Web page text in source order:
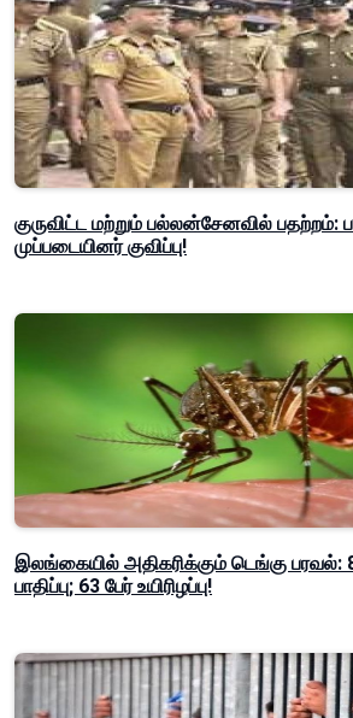
குருவிட்ட மற்றும் பல்லன்சேனவில் பதற்றம்:
முப்படையினர் குவிப்பு!
இலங்கையில் அதிகரிக்கும் டெங்கு பரவல்:
பாதிப்பு; 63 பேர் உயிரிழப்பு!